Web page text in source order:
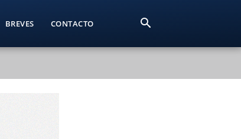
BREVES CONTACTO